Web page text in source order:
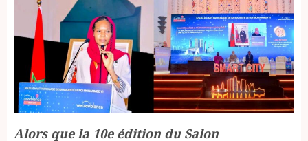
Alors que la 10e édition du Salon